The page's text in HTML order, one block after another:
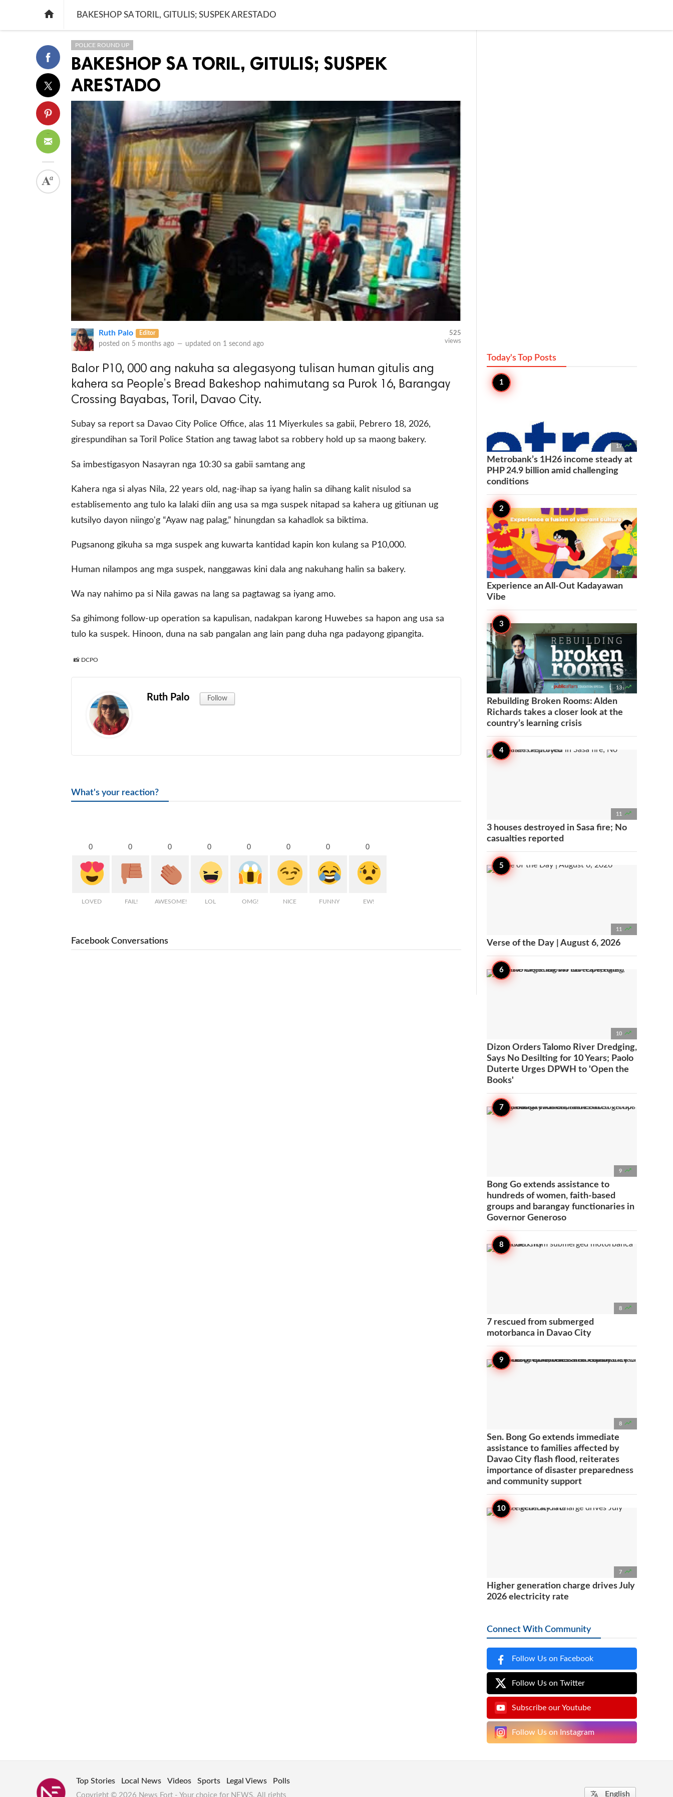
 BAKESHOP SA TORIL, GITULIS; SUSPEK ARESTADO
POLICE ROUND UP
BAKESHOP SA TORIL, GITULIS; SUSPEK
ARESTADO
Ruth Palo Editor
posted on 5 months ago — updated on 1 second ago
525
views
Balor P10, 000 ang nakuha sa alegasyong tulisan human gitulis ang
kahera sa People’s Bread Bakeshop nahimutang sa Purok 16, Barangay
Crossing Bayabas, Toril, Davao City.
Subay sa report sa Davao City Police Office, alas 11 Miyerkules sa gabii, Pebrero 18, 2026,
girespundihan sa Toril Police Station ang tawag labot sa robbery hold up sa maong bakery.
Sa imbestigasyon Nasayran nga 10:30 sa gabii samtang ang
Kahera nga si alyas Nila, 22 years old, nag-ihap sa iyang halin sa dihang kalit nisulod sa
establisemento ang tulo ka lalaki diin ang usa sa mga suspek nitapad sa kahera ug gitiunan ug
kutsilyo dayon niingo'g “Ayaw nag palag,” hinungdan sa kahadlok sa biktima.
Pugsanong gikuha sa mga suspek ang kuwarta kantidad kapin kon kulang sa P10,000.
Human nilampos ang mga suspek, nanggawas kini dala ang nakuhang halin sa bakery.
Wa nay nahimo pa si Nila gawas na lang sa pagtawag sa iyang amo.
Sa gihimong follow-up operation sa kapulisan, nadakpan karong Huwebes sa hapon ang usa sa
tulo ka suspek. Hinoon, duna na sab pangalan ang lain pang duha nga padayong gipangita.
📸 DCPO
Ruth Palo Follow
What's your reaction?
0
LOVED
0
FAIL!
0
AWESOME!
0
LOL
0
OMG!
0
NICE
0
FUNNY
0
EW!
Facebook Conversations
Today's Top Posts
17 
Metrobank’s 1H26 income steady at
PHP 24.9 billion amid challenging
conditions
14 
Experience an All-Out Kadayawan
Vibe
13 
Rebuilding Broken Rooms: Alden
Richards takes a closer look at the
country’s learning crisis
11 
3 houses destroyed in Sasa fire; No
casualties reported
11 
Verse of the Day | August 6, 2026
10 
Dizon Orders Talomo River Dredging,
Says No Desilting for 10 Years; Paolo
Duterte Urges DPWH to 'Open the
Books'
9 
Bong Go extends assistance to
hundreds of women, faith-based
groups and barangay functionaries in
Governor Generoso
8 
7 rescued from submerged
motorbanca in Davao City
8 
Sen. Bong Go extends immediate
assistance to families affected by
Davao City flash flood, reiterates
importance of disaster preparedness
and community support
7 
Higher generation charge drives July
2026 electricity rate
Connect With Community
Follow Us on Facebook
Follow Us on Twitter
Subscribe our Youtube
Follow Us on Instagram
Top Stories Local News Videos Sports Legal Views Polls
Copyright © 2026 News Fort - Your choice for NEWS. All rights  English